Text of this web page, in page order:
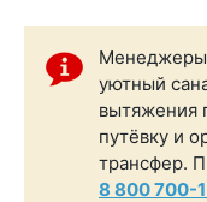
Менеджеры
уютный
вытяжения
путёвку и
трансфер.
8 800 700-